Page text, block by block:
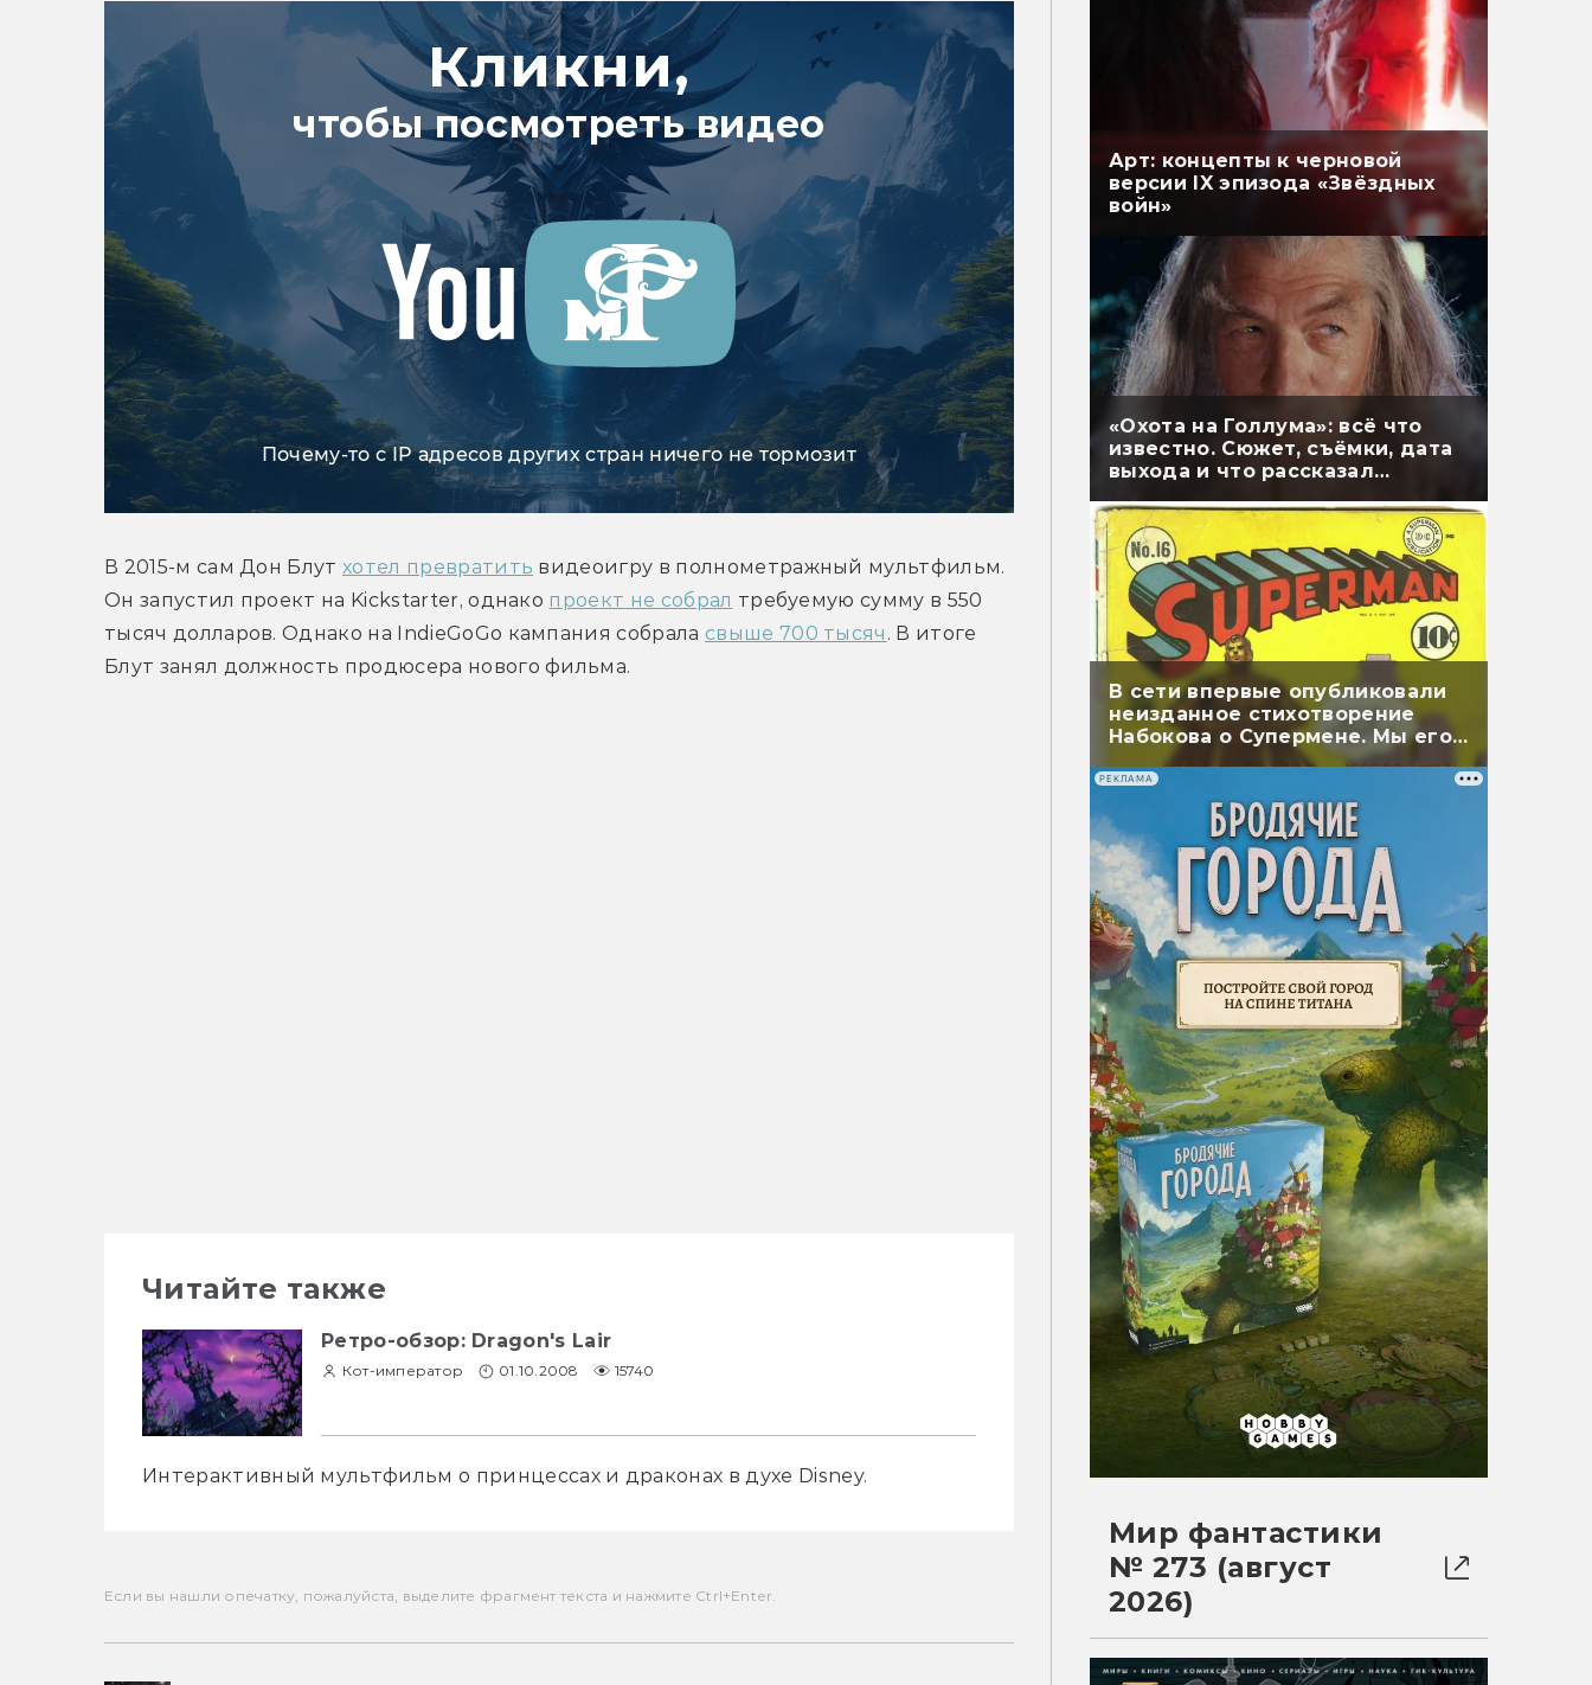
Кликни,
чтобы посмотреть видео
Почему-то с IP адресов других стран ничего не тормозит
В 2015-м сам Дон Блут хотел превратить видеоигру в полнометражный мультфильм.
Он запустил проект на Kickstarter, однако проект не собрал требуемую сумму в 550
тысяч долларов. Однако на IndieGoGo кампания собрала свыше 700 тысяч . В итоге
Блут занял должность продюсера нового фильма.
Читайте также
Ретро-обзор: Dragon's Lair
Кот-император 01.10.2008 15740
Интерактивный мультфильм о принцессах и драконах в духе Disney.
Если вы нашли опечатку, пожалуйста, выделите фрагмент текста и нажмите Ctrl+Enter.
Арт: концепты к черновой
версии IX эпизода «Звёздных
войн»
«Охота на Голлума»: всё что
известно. Сюжет, съёмки, дата
выхода и что рассказал
В сети впервые опубликовали
неизданное стихотворение
Набокова о Супермене. Мы его
перевели
РЕКЛАМА
Мир фантастики
№ 273 (август
2026)